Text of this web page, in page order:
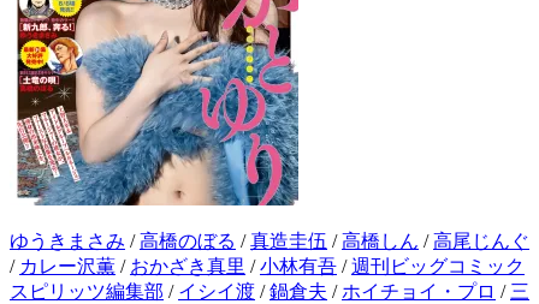
ゆうきまさみ /高橋のぼる /真造圭伍 /高橋しん /高尾じんぐ
/ カレー沢薫 / おかざき真里 /小林有吾 /週刊ビッグコミック
スピリッツ編集部 / イシイ渡 /鍋倉夫 / ホイチョイ・プロ / 三